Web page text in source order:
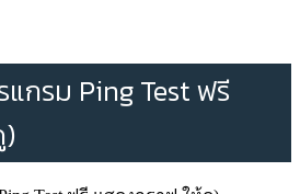
กรม Ping Test ฟรี